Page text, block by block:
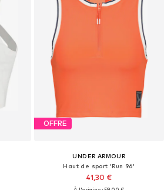
OFFRE
UNDER ARMOUR
Haut de sport 'Run 96'
41,30 €